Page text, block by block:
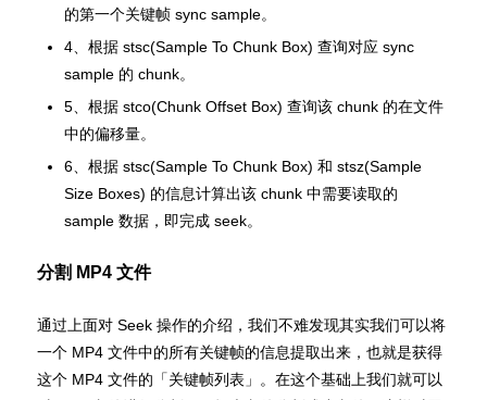
的第一个关键帧 sync sample。
4、根据 stsc(Sample To Chunk Box) 查询对应 sync
sample 的 chunk。
5、根据 stco(Chunk Offset Box) 查询该 chunk 的在文件
中的偏移量。
6、根据 stsc(Sample To Chunk Box) 和 stsz(Sample
Size Boxes) 的信息计算出该 chunk 中需要读取的
sample 数据，即完成 seek。
分割 MP4 文件
通过上面对 Seek 操作的介绍，我们不难发现其实我们可以将
一个 MP4 文件中的所有关键帧的信息提取出来，也就是获得
这个 MP4 文件的「关键帧列表」。在这个基础上我们就可以